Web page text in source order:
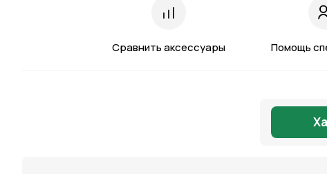
Сравнить аксессуары Помощь